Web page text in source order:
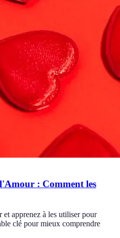
: Comment les
et apprenez à les utiliser pour
clé pour mieux comprendre